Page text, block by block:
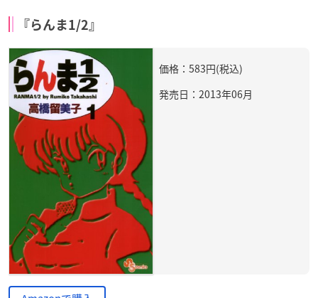
『らんま1/2』
価格：583円(税込)
発売日：2013年06月